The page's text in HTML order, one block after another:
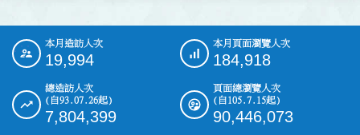
::: 本月造訪人次
19,994
本月頁面瀏覽人次
184,918
總造訪人次
(自93.07.26起)
7,804,399
頁面總瀏覽人次
(自105.7.15起)
90,446,073